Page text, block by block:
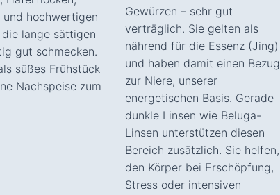
und hochwertigen
lange sättigen
gut schmecken.
süßes Frühstück
Nachspeise zum
Gewürzen – sehr gut
verträglich. Sie gelten als
nährend für die Essenz (Jing)
und haben damit einen Bezug
zur Niere, unserer
energetischen Basis. Gerade
dunkle Linsen wie Beluga-
Linsen unterstützen diesen
Bereich zusätzlich. Sie helfen,
den Körper bei Erschöpfung,
Stress oder intensiven